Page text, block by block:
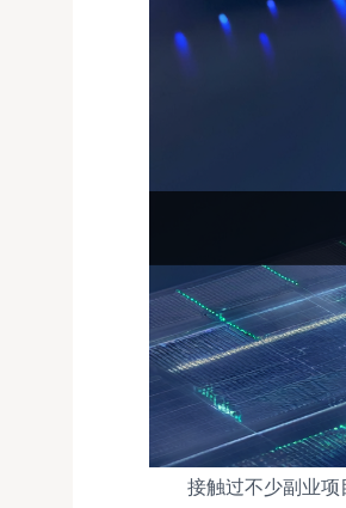
接触过不少副业